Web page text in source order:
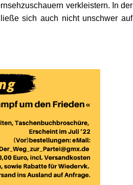
verkleistern. In der
sich auch nicht unschwer auf